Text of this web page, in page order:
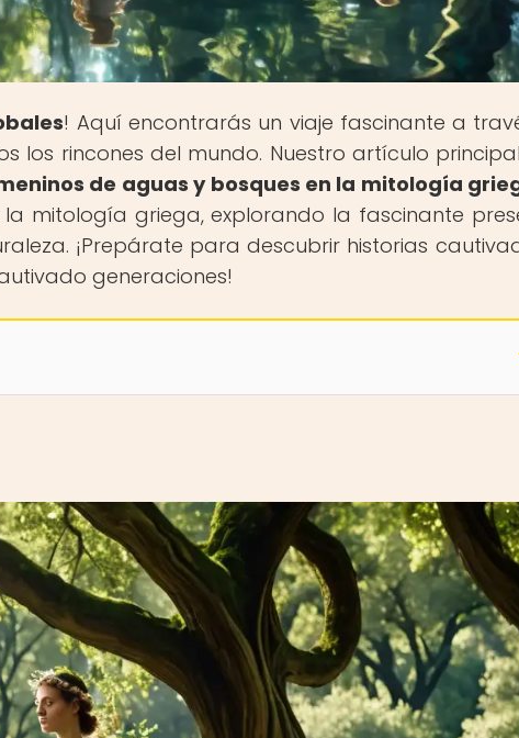
! Aquí encontrarás un viaje fascinante a
los rincones del mundo. Nuestro artículo
de aguas y bosques en la mitología
mitología griega, explorando la fascinante
¡Prepárate para descubrir historias
generaciones!